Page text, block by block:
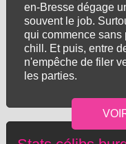
en-Bresse dégage
souvent le job.
qui commence sans
chill. Et puis, entre
n'empêche de filer
les parties.